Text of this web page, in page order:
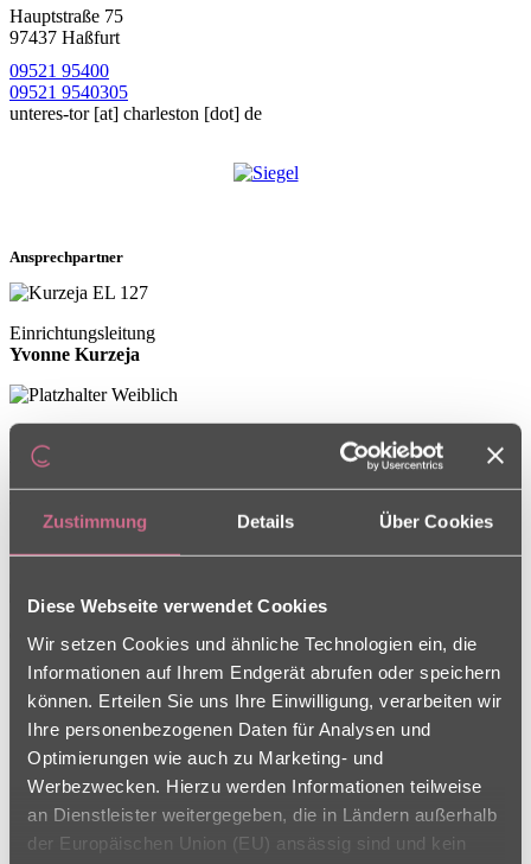
Zustimmung Details Über Cookies
Diese Webseite verwendet Cookies
Wir setzen Cookies und ähnliche Technologien ein, die
Informationen auf Ihrem Endgerät abrufen oder speichern
können. Erteilen Sie uns Ihre Einwilligung, verarbeiten wir
Ihre personenbezogenen Daten für Analysen und
Optimierungen wie auch zu Marketing- und
Werbezwecken. Hierzu werden Informationen teilweise
an Dienstleister weitergegeben, die in Ländern außerhalb
der Europäischen Union (EU) ansässig sind und kein
Hauptstraße 75
97437 Haßfurt
09521 95400
09521 9540305
unteres-tor[at] charleston [dot] de
Ansprechpartner
Einrichtungsleitung
Yvonne Kurzeja
Pflegedienstleitung
Heike Keil
08.04.2026
Oster-Gottesdienst am 07.04.2026
mit Diakon i.R. Manfred Griebel und
Organist i.R. Dieter Dürrnhöfer